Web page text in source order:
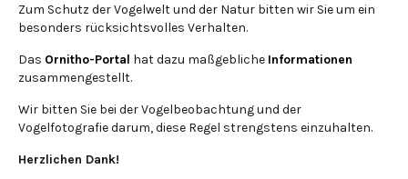
Zum Schutz der Vogelwelt und der Natur bitten wir Sie um ein
besonders rücksichtsvolles Verhalten.
Das Ornitho-Portal hat dazu maßgebliche Informationen
zusammengestellt.
Wir bitten Sie bei der Vogelbeobachtung und der
Vogelfotografie darum, diese Regel strengstens einzuhalten.
Herzlichen Dank!